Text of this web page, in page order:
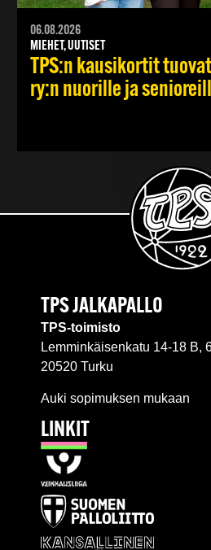
06.08.2026
MIEHET, UUTISET
TPS:n kausikortit
ry:n nuorille ja
TPS JALKAPALLO
TPS-toimisto
Lemminkäisenkatu 14-18 B,
20520 Turku
Auki sopimuksen mukaan
LINKIT